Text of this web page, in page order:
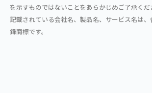
を示すものではないことをあらかじめご了承くだ
記載されている会社名、製品名、サービス名は
録商標です。